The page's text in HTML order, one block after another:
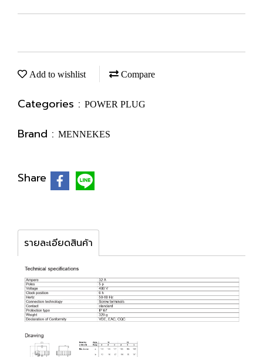
Add to wishlist Compare
Categories : POWER PLUG
Brand : MENNEKES
Share
รายละเอียดสินค้า